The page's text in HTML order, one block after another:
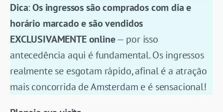
Dica:Os ingressos são comprados com dia e
horário marcado e são vendidos
EXCLUSIVAMENTE online— por isso
antecedência aqui é fundamental. Os ingressos
realmente se esgotam rápido, afinal é a atração
mais concorrida de Amsterdam e é sensacional!